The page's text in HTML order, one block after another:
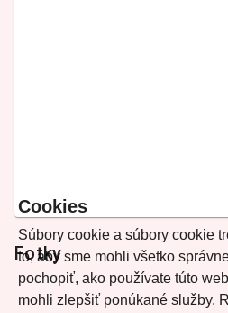
Fotky
Cookies
Súbory cookie a súbory cookie
to, aby sme mohli všetko
pochopiť, ako používate túto
mohli zlepšiť ponúkané služby.